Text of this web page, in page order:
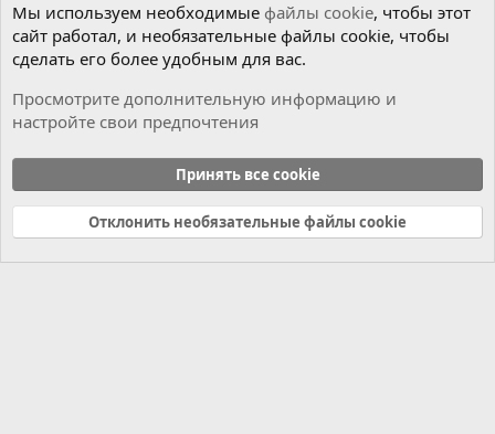
Cookies
Russian (RU)
Связь с нами
Условия и правила
Политика конфиденциальности
Справка Главная
R
Мы используем необходимые файлы cookie, чтобы этот
сайт работал, и необязательные файлы cookie, чтобы
сделать его более удобным для вас.
Просмотрите дополнительную информацию и
настройте свои предпочтения
Принять все cookie
Отклонить необязательные файлы cookie